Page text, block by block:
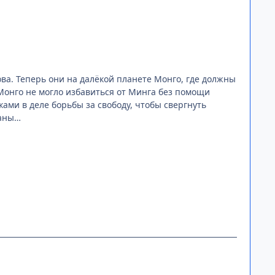
Теперь они на далёкой планете Монго, где должны
не могло избавиться от Минга без помощи
в деле борьбы за свободу, чтобы свергнуть